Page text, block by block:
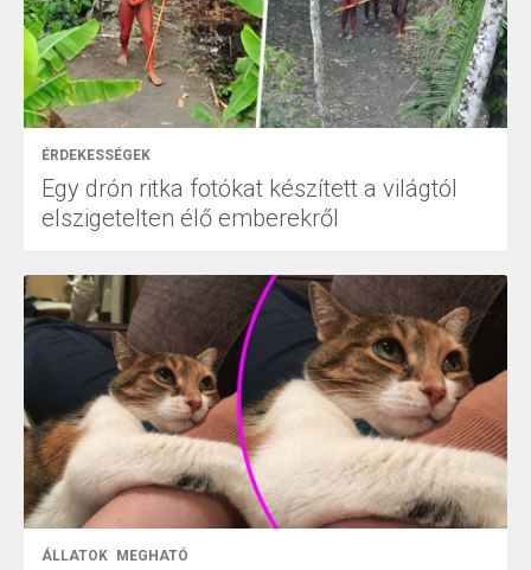
ÉRDEKESSÉGEK
Egy drón ritka fotókat készített a világtól
elszigetelten élő emberekről
ÁLLATOK MEGHATÓ